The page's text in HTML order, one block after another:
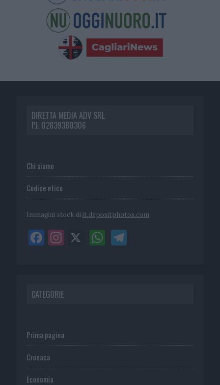
DIRETTA MEDIA ADV SRL
P.I. 02839380306
Chi siamo
Codice etico
Immagini stock di it.depositphotos.com
CATEGORIE
Prima pagina
Cronaca
Economia